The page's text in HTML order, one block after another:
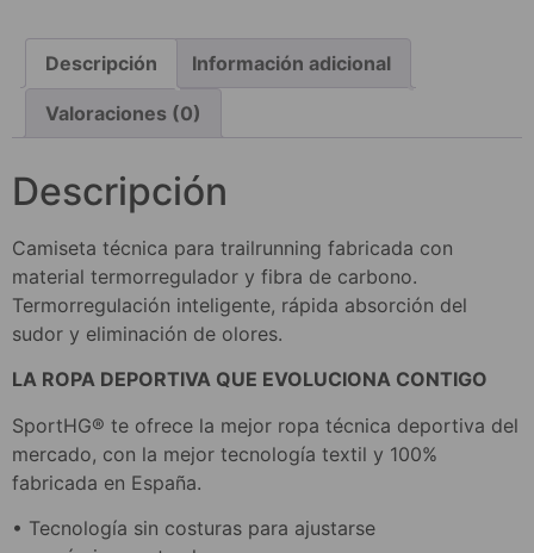
Descripción Información adicional
Valoraciones (0)
Descripción
Camiseta técnica para trailrunning fabricada con
material termorregulador y fibra de carbono.
Termorregulación inteligente, rápida absorción del
sudor y eliminación de olores.
LA ROPA DEPORTIVA QUE EVOLUCIONA CONTIGO
SportHG® te ofrece la mejor ropa técnica deportiva del
mercado, con la mejor tecnología textil y 100%
fabricada en España.
• Tecnología sin costuras para ajustarse